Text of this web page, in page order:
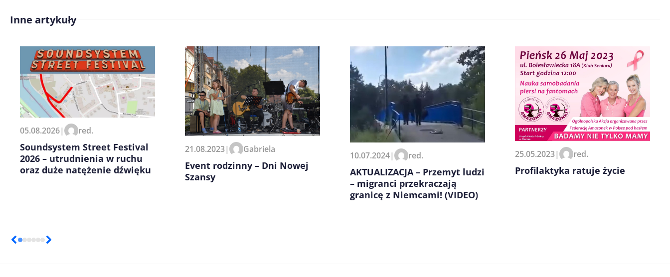
Zapamiętaj moje dane w tej przeglądarce podczas pisania
kolejnych komentarzy.
Inne artykuły
05.08.2026| red.
Soundsystem Street Festival
2026 – utrudnienia w ruchu
oraz duże natężenie dźwięku
21.08.2023| Gabriela
Event rodzinny – Dni Nowej
Szansy
10.07.2024| red.
AKTUALIZACJA – Przemyt ludzi
– migranci przekraczają
granicę z Niemcami! (VIDEO)
25.05.2023| red.
Profilaktyka ratuje życie